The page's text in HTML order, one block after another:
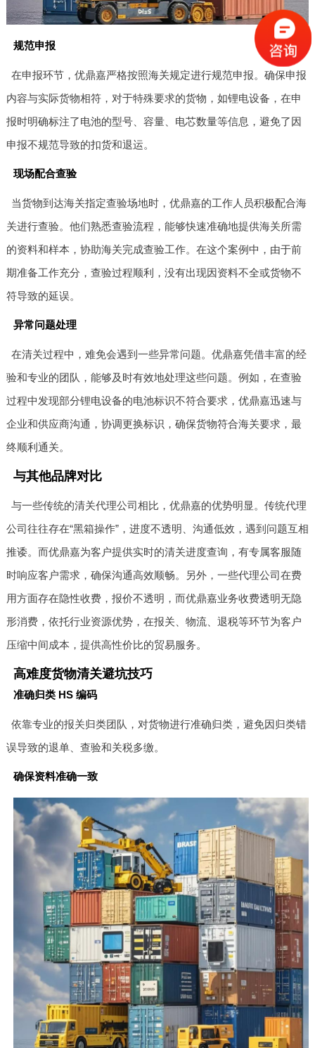
规范申报
在申报环节，优鼎嘉严格按照海关规定进行规范申报。确保申报
内容与实际货物相符，对于特殊要求的货物，如锂电设备，在申
报时明确标注了电池的型号、容量、电芯数量等信息，避免了因
申报不规范导致的扣货和退运。
现场配合查验
当货物到达海关指定查验场地时，优鼎嘉的工作人员积极配合海
关进行查验。他们熟悉查验流程，能够快速准确地提供海关所需
的资料和样本，协助海关完成查验工作。在这个案例中，由于前
期准备工作充分，查验过程顺利，没有出现因资料不全或货物不
符导致的延误。
异常问题处理
在清关过程中，难免会遇到一些异常问题。优鼎嘉凭借丰富的经
验和专业的团队，能够及时有效地处理这些问题。例如，在查验
过程中发现部分锂电设备的电池标识不符合要求，优鼎嘉迅速与
企业和供应商沟通，协调更换标识，确保货物符合海关要求，最
终顺利通关。
与其他品牌对比
与一些传统的清关代理公司相比，优鼎嘉的优势明显。传统代理
公司往往存在“黑箱操作”，进度不透明、沟通低效，遇到问题互相
推诿。而优鼎嘉为客户提供实时的清关进度查询，有专属客服随
时响应客户需求，确保沟通高效顺畅。另外，一些代理公司在费
用方面存在隐性收费，报价不透明，而优鼎嘉业务收费透明无隐
形消费，依托行业资源优势，在报关、物流、退税等环节为客户
压缩中间成本，提供高性价比的贸易服务。
高难度货物清关避坑技巧
准确归类 HS 编码
依靠专业的报关归类团队，对货物进行准确归类，避免因归类错
误导致的退单、查验和关税多缴。
确保资料准确一致